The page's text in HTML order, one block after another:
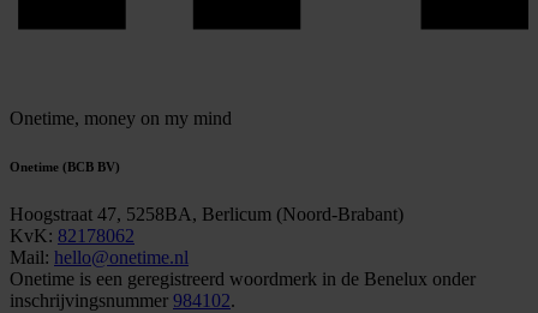
Onetime, money on my mind
Onetime (BCB BV)
Hoogstraat 47, 5258BA, Berlicum (Noord-Brabant)
KvK: 82178062
Mail: hello@onetime.nl
Onetime is een geregistreerd woordmerk in de Benelux onder
inschrijvingsnummer 984102.